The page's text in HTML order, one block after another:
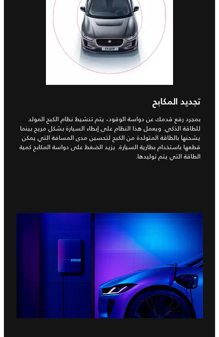
تجديد المكابح
بمجرد رفع قدمك عن دواسة الوقود، يتم تنشيط نظام الكبح المولد
للطاقة الذكي. ويعمل هذا النظام على إبطاء السيارة بشكل مريح بينما
يشحنها بالطاقة المتولدة من الكبح لتحسين مدى المسافة التي يمكن
قطعها باستخدام بطارية السيارة. يزيد الضغط على دواسة المكابح كمية
الطاقة التي يتم توليدها.